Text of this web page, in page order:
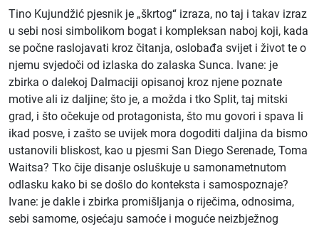
Tino Kujundžić pjesnik je „škrtog“ izraza, no taj i takav izraz
u sebi nosi simbolikom bogat i kompleksan naboj koji, kada
se počne raslojavati kroz čitanja, oslobađa svijet i život te o
njemu svjedoči od izlaska do zalaska Sunca. Ivane: je
zbirka o dalekoj Dalmaciji opisanoj kroz njene poznate
motive ali iz daljine; što je, a možda i tko Split, taj mitski
grad, i što očekuje od protagonista, što mu govori i spava li
ikad posve, i zašto se uvijek mora dogoditi daljina da bismo
ustanovili bliskost, kao u pjesmi San Diego Serenade, Toma
Waitsa? Tko čije disanje osluškuje u samonametnutom
odlasku kako bi se došlo do konteksta i samospoznaje?
Ivane: je dakle i zbirka promišljanja o riječima, odnosima,
sebi samome, osjećaju samoće i moguće neizbježnog